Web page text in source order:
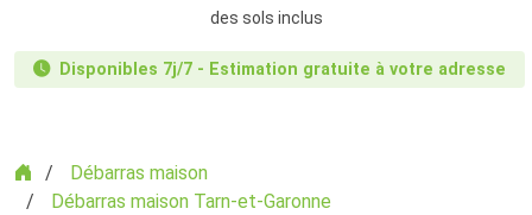
des sols inclus
Disponibles 7j/7 - Estimation gratuite à votre adresse
AccueilDébarras maison
Débarras maison Tarn-et-Garonne